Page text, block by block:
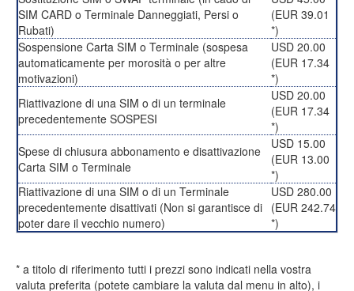
SIM CARD o Terminale Danneggiati, Persi o
Rubati)
(EUR 39.01
*)
Sospensione Carta SIM o Terminale (sospesa
automaticamente per morosità o per altre
motivazioni)
USD 20.00
(EUR 17.34
*)
Riattivazione di una SIM o di un terminale
precedentemente SOSPESI
USD 20.00
(EUR 17.34
*)
Spese di chiusura abbonamento e disattivazione
Carta SIM o Terminale
USD 15.00
(EUR 13.00
*)
Riattivazione di una SIM o di un Terminale
precedentemente disattivati (Non si garantisce di
poter dare il vecchio numero)
USD 280.00
(EUR 242.74
*)
* a titolo di riferimento tutti i prezzi sono indicati nella vostra
valuta preferita (potete cambiare la valuta dal menu in alto), i